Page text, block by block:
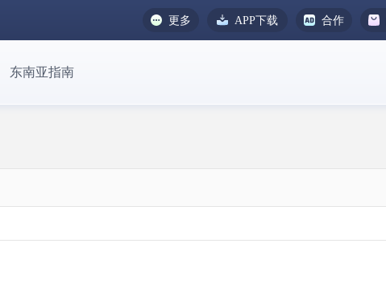
更多 APP下载 合作
东南亚指南